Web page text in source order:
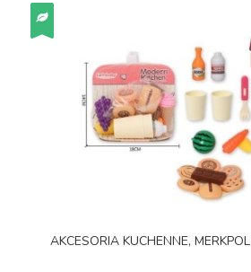
AKCESORIA KUCHENNE, MERKPOL